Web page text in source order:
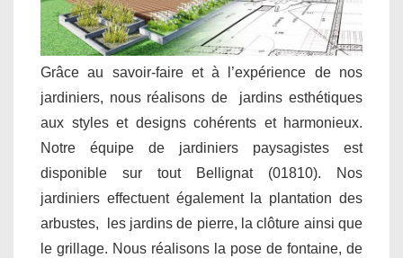
Grâce au savoir-faire et à l’expérience de nos
jardiniers, nous réalisons de jardins esthétiques
aux styles et designs cohérents et harmonieux.
Notre équipe de jardiniers paysagistes est
disponible sur tout Bellignat (01810). Nos
jardiniers effectuent également la plantation des
arbustes, les jardins de pierre, la clôture ainsi que
le grillage. Nous réalisons la pose de fontaine, de